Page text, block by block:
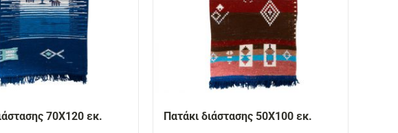
70Χ120 εκ. Πατάκι διάστασης 50Χ100 εκ.